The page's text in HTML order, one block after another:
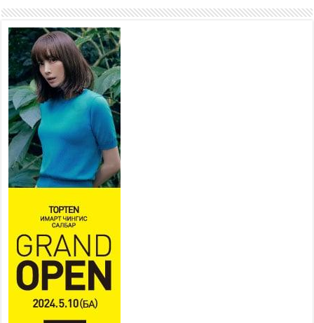
2026 оны 7 сар 21 / 10 цаг 15 минут
НИЙСЛЭЛ, АЙМГИЙН
УДИРДЛАГУУДЫН АЖЛЫГ
ХҮНД СУРТЛЫГ БУУРУУЛЖ,
ИРГЭД, АЖ АХУЙН НЭГЖИЙН
АЧААГ ХЭРХЭН ХӨНГӨЛСНӨӨР ДҮГНЭНЭ
2026 оны 7 сар 21 / 10 цаг 09 минут
Байнгын хорооны дарга
М.Мандхай Цөлжилттэй
тэмцэх тухай НҮБ-ын
конвенцын талуудын 17 дугаар
бага хурал (СОР17)-ын бэлтгэл ажлын явцтай
танилцлаа
2026 оны 7 сар 21 / 10 цаг 03 минут
Б.Пүрэвдагва: Бүтээн байгуулалтын аливаа
ажил инженерийн хангамжийн байгууллагуудын
уялдаа холбоогүйгээс саатах ёсгүй
2026 оны 7 сар 20 / 17 цаг 21 минут
“Сэлбэ 20 минутын хот” төслийн анхны 12
давхар барилгын үндсэн карказ, цутгалтын ажил